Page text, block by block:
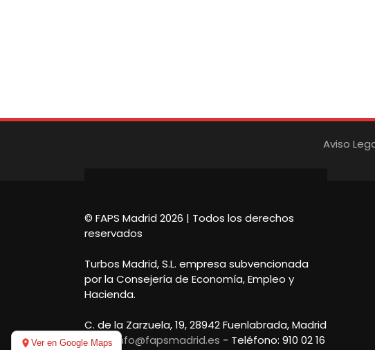
Aviso
© FAPS Madrid 2026 | Todos los derechos
reservados
Turbos Madrid, S.L. empresa subvencionada
por la Consejería de Economía, Empleo y
Hacienda.
C. de la Zarzuela, 19, 28942 Fuenlabrada, Madrid
Email:
info@fapsmadrid.es - Teléfono: 910 02 16
Ver en Google Maps